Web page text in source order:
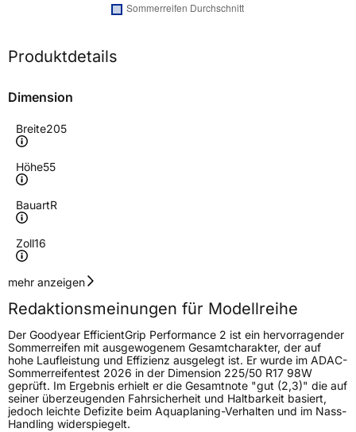
Produktdetails
Dimension
Breite205
Höhe55
BauartR
Zoll16
Geschwindigkeitsindex
Höchstgeschwindigkeit
270 km/h
Lastindex94
Höchstlast670 kg
Generelle Merkmale
mehr anzeigen
Redaktionsmeinungen für Modellreihe
Der Goodyear EfficientGrip Performance 2 ist ein hervorragender
Sommerreifen mit ausgewogenem Gesamtcharakter, der auf
hohe Laufleistung und Effizienz ausgelegt ist. Er wurde im ADAC-
Sommerreifentest 2026 in der Dimension 225/50 R17 98W
geprüft. Im Ergebnis erhielt er die Gesamtnote "gut (2,3)" die auf
seiner überzeugenden Fahrsicherheit und Haltbarkeit basiert,
jedoch leichte Defizite beim Aquaplaning-Verhalten und im Nass-
Handling widerspiegelt.